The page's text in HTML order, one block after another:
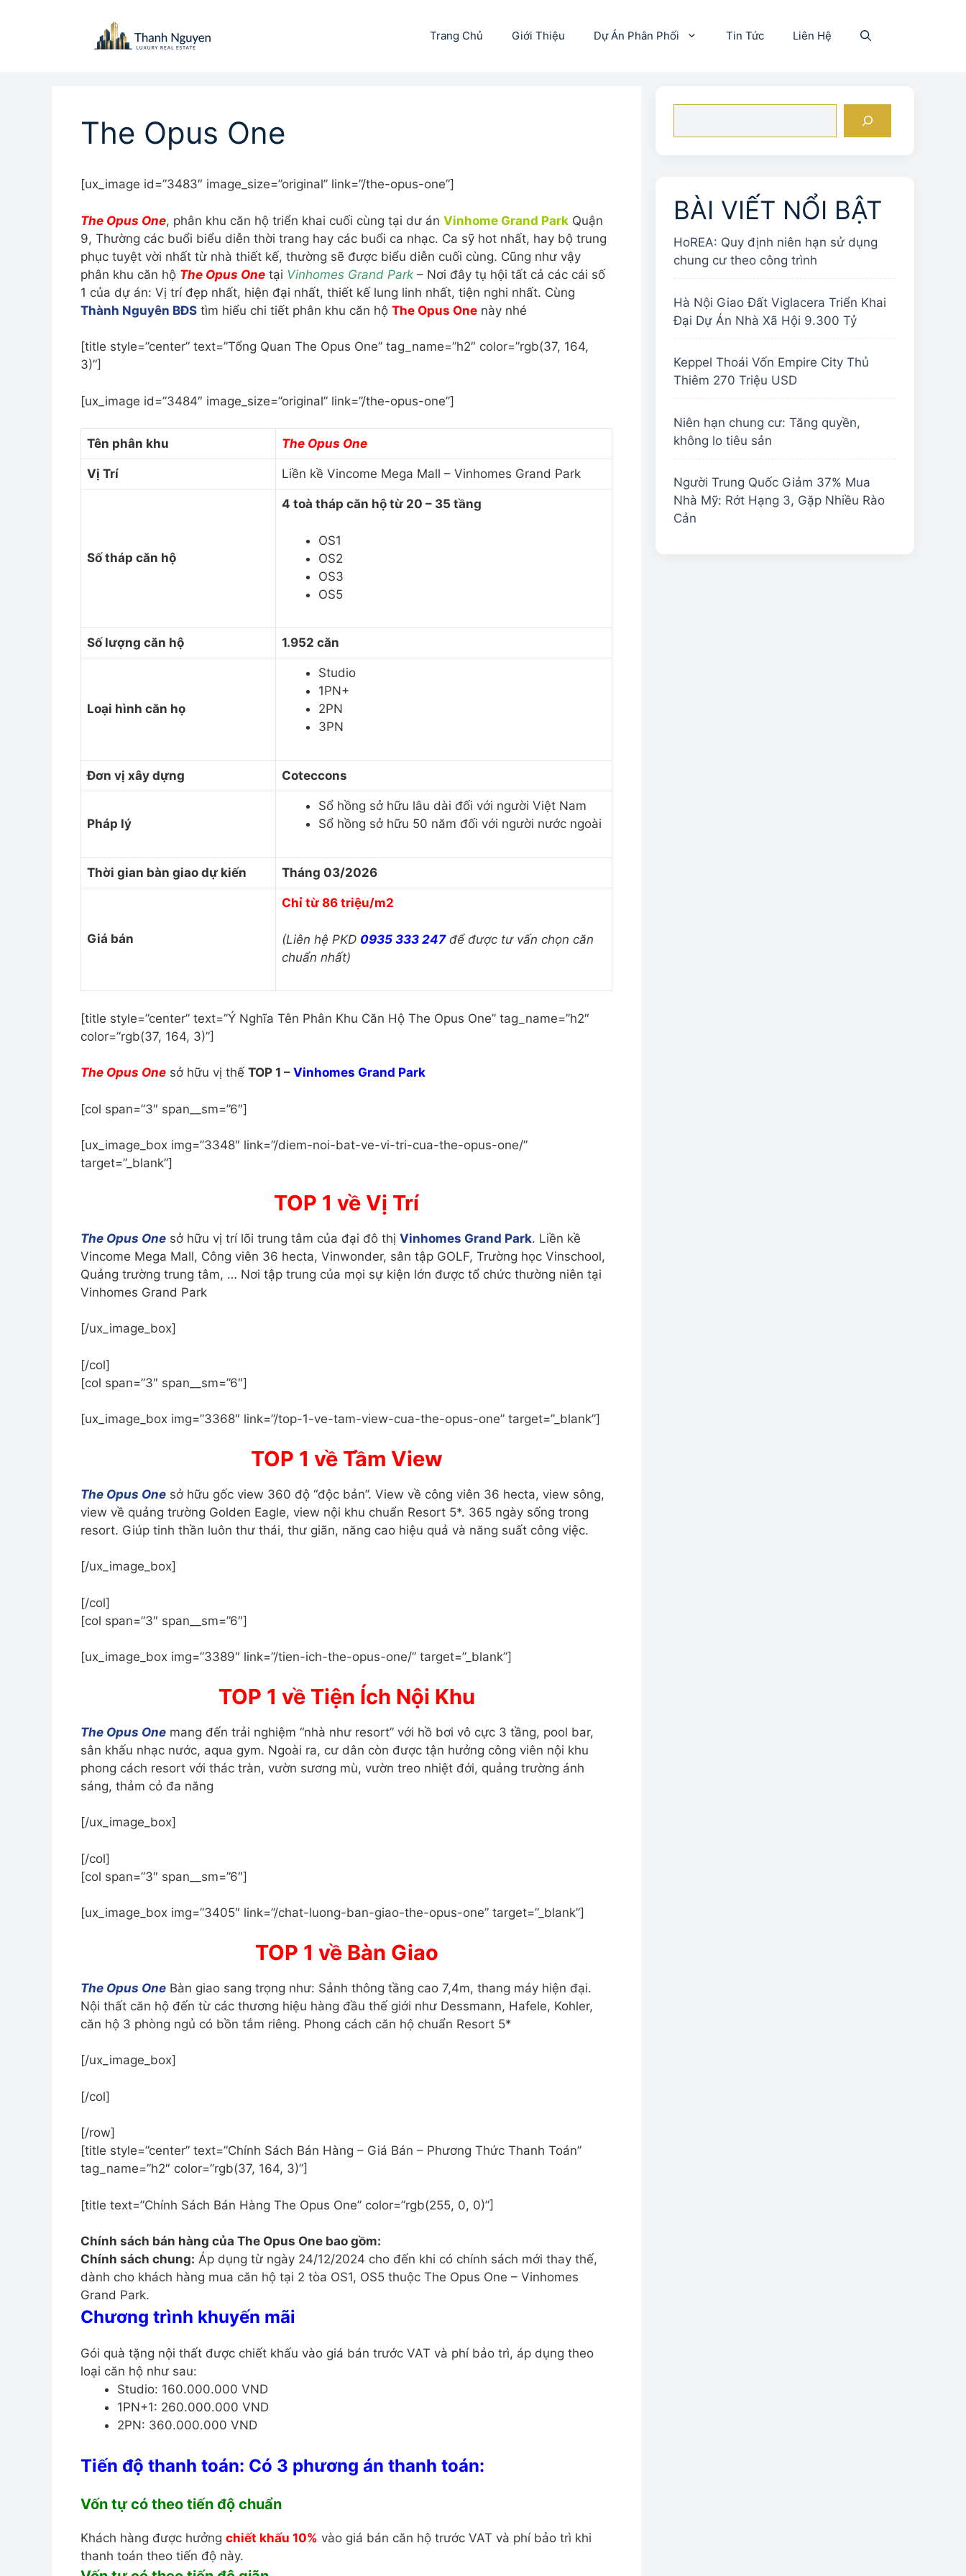
Trang Chủ Giới Thiệu Dự Án Phân Phối Tin Tức Liên Hệ
The Opus One
[ux_image id=”3483″ image_size=”original” link=”/the-opus-one”]
The Opus One, phân khu căn hộ triển khai cuối cùng tại dư án Vinhome Grand Park Quận
9, Thường các buổi biểu diễn thời trang hay các buổi ca nhạc. Ca sỹ hot nhất, hay bộ trung
phục tuyệt vời nhất từ nhà thiết kế, thường sẽ được biểu diễn cuối cùng. Cũng như vậy
phân khu căn hộ The Opus One tại Vinhomes Grand Park – Nơi đây tụ hội tất cả các cái số
1 của dự án: Vị trí đẹp nhất, hiện đại nhất, thiết kế lung linh nhất, tiện nghi nhất. Cùng
Thành Nguyên BĐS tìm hiểu chi tiết phân khu căn hộ The Opus One này nhé
[title style=”center” text=”Tổng Quan The Opus One” tag_name=”h2″ color=”rgb(37, 164,
3)”]
[ux_image id=”3484″ image_size=”original” link=”/the-opus-one”]
Tên phân khu The Opus One
Vị Trí Liền kề Vincome Mega Mall – Vinhomes Grand Park
Số tháp căn hộ
4 toà tháp căn hộ từ 20 – 35 tầng
OS1
OS2
OS3
OS5
Số lượng căn hộ 1.952 căn
Loại hình căn họ
Studio
1PN+
2PN
3PN
Đơn vị xây dựng Coteccons
Pháp lý
Sổ hồng sở hữu lâu dài đối với người Việt Nam
Sổ hồng sở hữu 50 năm đối với người nước ngoài
Thời gian bàn giao dự kiến Tháng 03/2026
Giá bán
Chỉ từ 86 triệu/m2
(Liên hệ PKD 0935 333 247để được tư vấn chọn căn
chuẩn nhất)
[title style=”center” text=”Ý Nghĩa Tên Phân Khu Căn Hộ The Opus One” tag_name=”h2″
color=”rgb(37, 164, 3)”]
The Opus One sở hữu vị thế TOP 1 – Vinhomes Grand Park
[col span=”3″ span__sm=”6″]
[ux_image_box img=”3348″ link=”/diem-noi-bat-ve-vi-tri-cua-the-opus-one/”
target=”_blank”]
TOP 1 về Vị Trí
The Opus One sở hữu vị trí lõi trung tâm của đại đô thị Vinhomes Grand Park. Liền kề
Vincome Mega Mall, Công viên 36 hecta, Vinwonder, sân tập GOLF, Trường học Vinschool,
Quảng trường trung tâm, … Nơi tập trung của mọi sự kiện lớn được tổ chức thường niên tại
Vinhomes Grand Park
[/ux_image_box]
[/col]
[col span=”3″ span__sm=”6″]
[ux_image_box img=”3368″ link=”/top-1-ve-tam-view-cua-the-opus-one” target=”_blank”]
TOP 1 về Tầm View
The Opus One sở hữu gốc view 360 độ “độc bản”. View về công viên 36 hecta, view sông,
view về quảng trường Golden Eagle, view nội khu chuẩn Resort 5*. 365 ngày sống trong
resort. Giúp tinh thần luôn thư thái, thư giãn, năng cao hiệu quả và năng suất công việc.
[/ux_image_box]
[/col]
[col span=”3″ span__sm=”6″]
[ux_image_box img=”3389″ link=”/tien-ich-the-opus-one/” target=”_blank”]
TOP 1 về Tiện Ích Nội Khu
The Opus One mang đến trải nghiệm “nhà như resort” với hồ bơi vô cực 3 tầng, pool bar,
sân khấu nhạc nước, aqua gym. Ngoài ra, cư dân còn được tận hưởng công viên nội khu
phong cách resort với thác tràn, vườn sương mù, vườn treo nhiệt đới, quảng trường ánh
sáng, thảm cỏ đa năng
[/ux_image_box]
[/col]
[col span=”3″ span__sm=”6″]
[ux_image_box img=”3405″ link=”/chat-luong-ban-giao-the-opus-one” target=”_blank”]
TOP 1 về Bàn Giao
The Opus One Bàn giao sang trọng như: Sảnh thông tầng cao 7,4m, thang máy hiện đại.
Nội thất căn hộ đến từ các thương hiệu hàng đầu thế giới như Dessmann, Hafele, Kohler,
căn hộ 3 phòng ngủ có bồn tắm riêng. Phong cách căn hộ chuẩn Resort 5*
[/ux_image_box]
[/col]
[/row]
[title style=”center” text=”Chính Sách Bán Hàng – Giá Bán – Phương Thức Thanh Toán”
tag_name=”h2″ color=”rgb(37, 164, 3)”]
[title text=”Chính Sách Bán Hàng The Opus One” color=”rgb(255, 0, 0)”]
Chính sách bán hàng của The Opus One bao gồm:
Chính sách chung: Áp dụng từ ngày 24/12/2024 cho đến khi có chính sách mới thay thế,
dành cho khách hàng mua căn hộ tại 2 tòa OS1, OS5 thuộc The Opus One – Vinhomes
Grand Park.
Chương trình khuyến mãi
Gói quà tặng nội thất được chiết khấu vào giá bán trước VAT và phí bảo trì, áp dụng theo
loại căn hộ như sau:
Studio: 160.000.000 VND
1PN+1: 260.000.000 VND
2PN: 360.000.000 VND
Tiến độ thanh toán: Có 3 phương án thanh toán:
Vốn tự có theo tiến độ chuẩn
Khách hàng được hưởng chiết khấu 10% vào giá bán căn hộ trước VAT và phí bảo trì khi
thanh toán theo tiến độ này.
BÀI VIẾT NỔI BẬT
HoREA: Quy định niên hạn sử dụng
chung cư theo công trình
Hà Nội Giao Đất Viglacera Triển Khai
Đại Dự Án Nhà Xã Hội 9.300 Tỷ
Keppel Thoái Vốn Empire City Thủ
Thiêm 270 Triệu USD
Niên hạn chung cư: Tăng quyền,
không lo tiêu sản
Người Trung Quốc Giảm 37% Mua
Nhà Mỹ: Rớt Hạng 3, Gặp Nhiều Rào
Cản